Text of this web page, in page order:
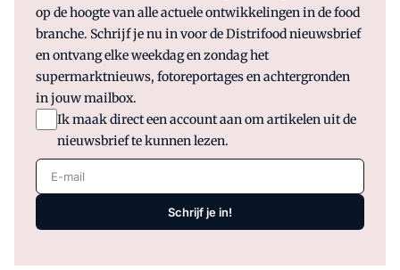
op de hoogte van alle actuele ontwikkelingen in de food
branche. Schrijf je nu in voor de Distrifood nieuwsbrief
en ontvang elke weekdag en zondag het
supermarktnieuws, fotoreportages en achtergronden
in jouw mailbox.
Ik maak direct een account aan om artikelen uit de
nieuwsbrief te kunnen lezen.
E-mail
Schrijf je in!